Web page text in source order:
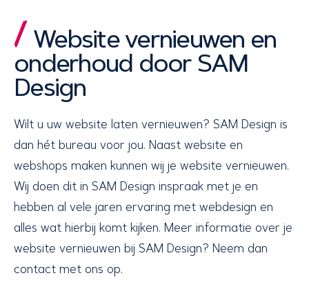
Website vernieuwen en
onderhoud door SAM
Design
Wilt u uw website laten vernieuwen? SAM Design is
dan hét bureau voor jou. Naast website en
webshops maken kunnen wij je website vernieuwen.
Wij doen dit in SAM Design inspraak met je en
hebben al vele jaren ervaring met webdesign en
alles wat hierbij komt kijken. Meer informatie over je
website vernieuwen bij SAM Design? Neem dan
contact met ons op.